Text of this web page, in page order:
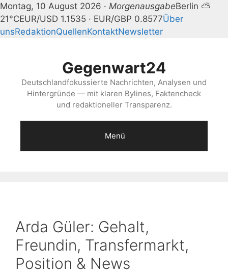
Montag, 10 August 2026 · MorgenausgabeBerlin ⛅
21°CEUR/USD 1.1535 · EUR/GBP 0.8577Über
unsRedaktionQuellenKontaktNewsletter
Gegenwart24
Deutschlandfokussierte Nachrichten, Analysen und
Hintergründe — mit klaren Bylines, Faktencheck
und redaktioneller Transparenz.
Menü
Arda Güler: Gehalt,
Freundin, Transfermarkt,
Position & News